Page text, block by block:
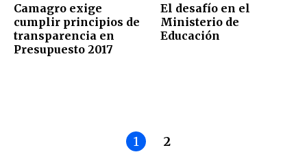
Camagro exige
cumplir principios de
transparencia en
Presupuesto 2017
El desafío en el
Ministerio de
Educación
1 2